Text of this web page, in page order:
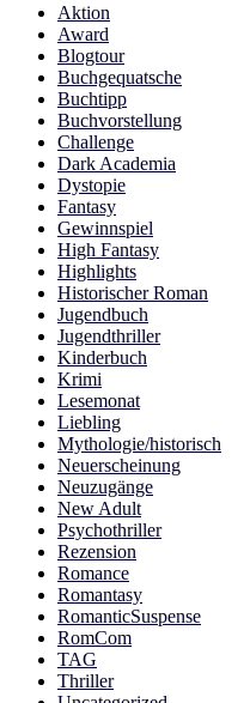
Aktion
Award
Blogtour
Buchgequatsche
Buchtipp
Buchvorstellung
Challenge
Dark Academia
Dystopie
Fantasy
Gewinnspiel
High Fantasy
Highlights
Historischer Roman
Jugendbuch
Jugendthriller
Kinderbuch
Krimi
Lesemonat
Liebling
Mythologie/historisch
Neuerscheinung
Neuzugänge
New Adult
Psychothriller
Rezension
Romance
Romantasy
RomanticSuspense
RomCom
TAG
Thriller